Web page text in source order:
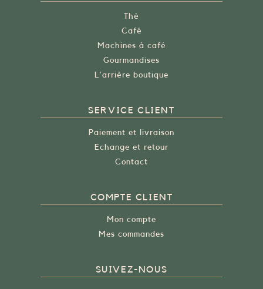
Thé
Café
Machines à café
Gourmandises
L'arrière boutique
SERVICE CLIENT
Paiement et livraison
Echange et retour
Contact
COMPTE CLIENT
Mon compte
Mes commandes
SUIVEZ-NOUS